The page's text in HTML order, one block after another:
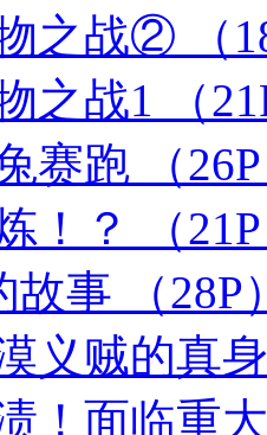
之战②
（
之战1
（
赛跑
（
！？
（
故事
（28P
义贼的真
！面临重